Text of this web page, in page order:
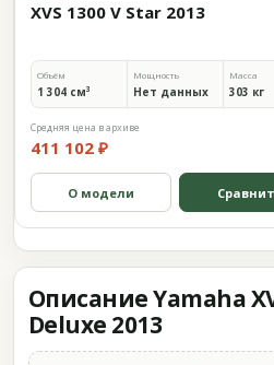
XVS 1300 V Star 2013
Объём
1 304 см³
Мощность
Нет данных
Масса
303 кг
Средняя цена в архиве
411 102 ₽
О модели
Описание Yamaha
Deluxe 2013